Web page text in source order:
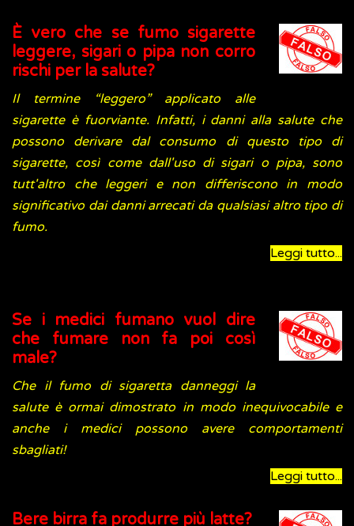
È vero che se fumo sigarette
leggere, sigari o pipa non corro
rischi per la salute?
Il termine “leggero” applicato alle
sigarette è fuorviante. Infatti, i danni alla salute che
possono derivare dal consumo di questo tipo di
sigarette, così come dall'uso di sigari o pipa, sono
tutt'altro che leggeri e non differiscono in modo
significativo dai danni arrecati da qualsiasi altro tipo di
fumo.
Leggi tutto...
Se i medici fumano vuol dire
che fumare non fa poi così
male?
Che il fumo di sigaretta danneggi la
salute è ormai dimostrato in modo inequivocabile e
anche i medici possono avere comportamenti
sbagliati!
Leggi tutto...
Bere birra fa produrre più latte?